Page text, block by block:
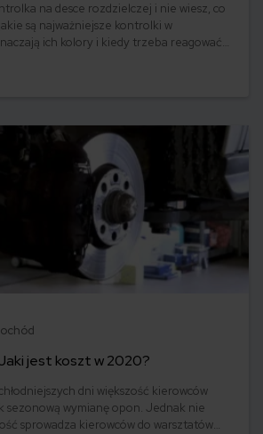
na desce rozdzielczej i nie wiesz, co
są najważniejsze kontrolki w
ich kolory i kiedy trzeba reagować
jest koszt w 2020?
dni większość kierowców
sezonową wymianę opon. Jednak nie
sprowadza kierowców do warsztatów